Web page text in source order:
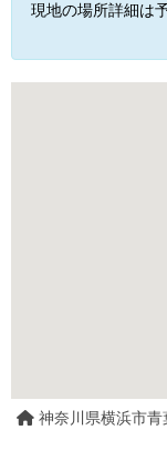
現地の場所詳細は
神奈川県横浜市